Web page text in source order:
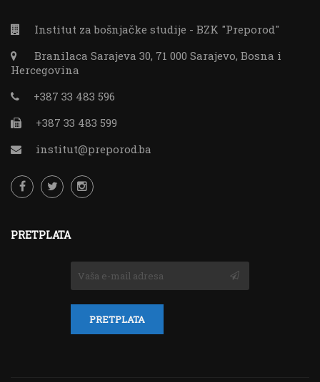
Institut za bošnjačke studije - BZK "Preporod"
Branilaca Sarajeva 30, 71 000 Sarajevo, Bosna i
Hercegovina
+387 33 483 596
+387 33 483 599
institut@preporod.ba
PRETPLATA